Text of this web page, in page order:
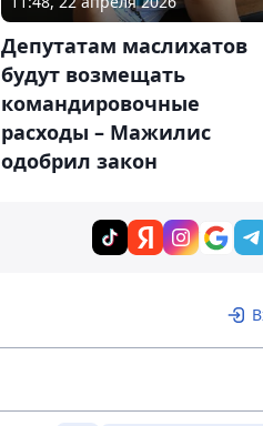
Депутатам маслихатов
будут возмещать
командировочные
расходы – Мажилис
одобрил закон